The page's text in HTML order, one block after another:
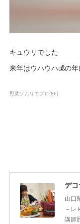
キュウリでした
来年はウハウハ💰の
野菜ソムリエプロ (86)
デ
山口
－レ
講師